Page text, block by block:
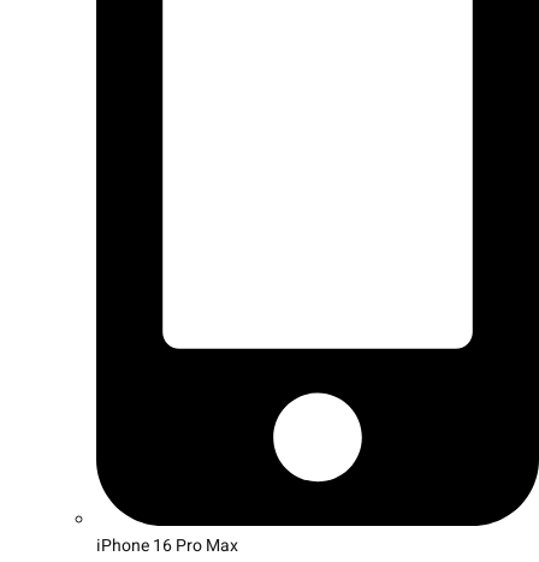
iPhone 16 Pro Max